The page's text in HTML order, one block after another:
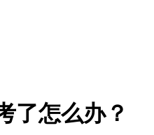
了怎么办？